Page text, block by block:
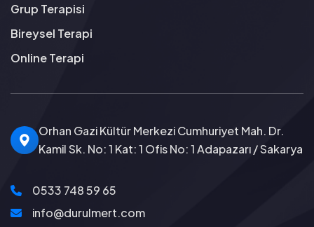
Grup Terapisi
Bireysel Terapi
Online Terapi
Orhan Gazi Kültür Merkezi Cumhuriyet Mah. Dr.
Kamil Sk. No: 1 Kat: 1 Ofis No: 1 Adapazarı / Sakarya
0533 748 59 65
info@durulmert.com